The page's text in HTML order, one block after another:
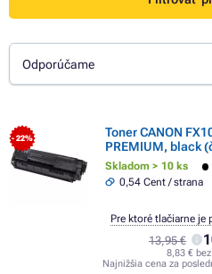
Odporúčame
- 22%
Toner CANON
PREMIUM, black
Skladom > 10 ks
0,54 Cent / strana
13,95 €
8,83 € bez
Najnižšia cena za
Pre ktoré tlačiarne je